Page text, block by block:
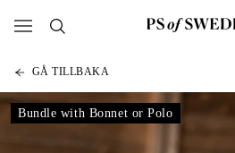
GÅ TILLBAKA
Bundle with Bonnet or Polo